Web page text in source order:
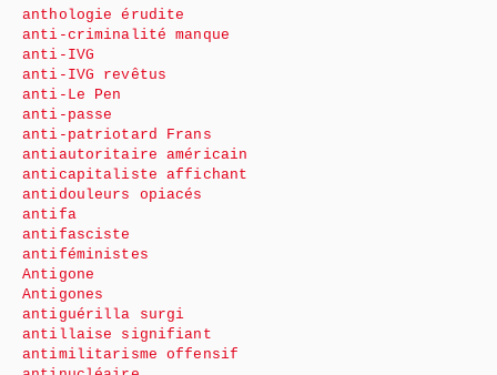
anthologie érudite
anti-criminalité manque
anti-IVG
anti-IVG revêtus
anti-Le Pen
anti-passe
anti-patriotard Frans
antiautoritaire américain
anticapitaliste affichant
antidouleurs opiacés
antifa
antifasciste
antiféministes
Antigone
Antigones
antiguérilla surgi
antillaise signifiant
antimilitarisme offensif